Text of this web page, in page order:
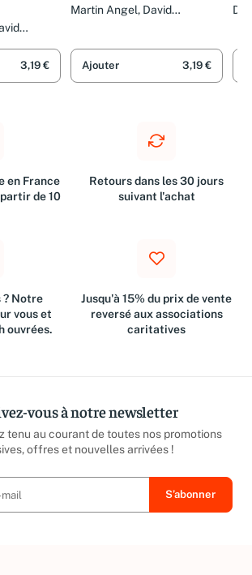
3,19 €
Martin Angel, David
Ajouter 3,19 €
en France
de 10
Retours dans les 30 jours
suivant l'achat
? Notre
vous et
ouvrées.
Jusqu'à 15% du prix de vente
reversé aux associations
caritatives
vous à notre newsletter
tenu au courant de toutes nos promotions
offres et nouvelles arrivées !